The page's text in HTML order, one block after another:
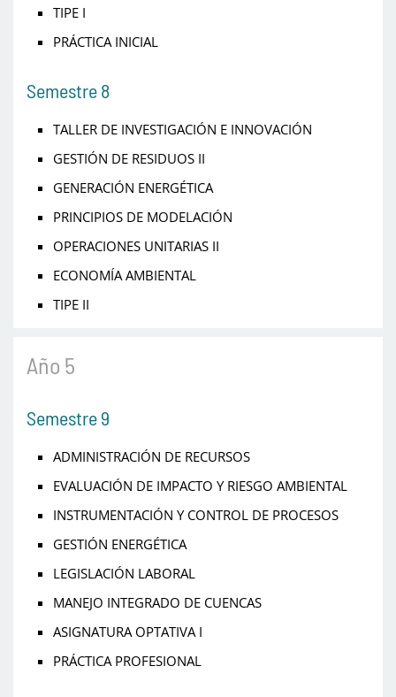
TIPE I
PRÁCTICA INICIAL
Semestre 8
TALLER DE INVESTIGACIÓN E INNOVACIÓN
GESTIÓN DE RESIDUOS II
GENERACIÓN ENERGÉTICA
PRINCIPIOS DE MODELACIÓN
OPERACIONES UNITARIAS II
ECONOMÍA AMBIENTAL
TIPE II
Año 5
Semestre 9
ADMINISTRACIÓN DE RECURSOS
EVALUACIÓN DE IMPACTO Y RIESGO AMBIENTAL
INSTRUMENTACIÓN Y CONTROL DE PROCESOS
GESTIÓN ENERGÉTICA
LEGISLACIÓN LABORAL
MANEJO INTEGRADO DE CUENCAS
ASIGNATURA OPTATIVA I
PRÁCTICA PROFESIONAL